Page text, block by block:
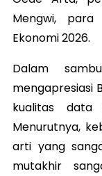
Mengwi,
Ekonomi 2026.
Dalam
mengapresiasi
kualitas data
Menurutnya,
arti yang
mutakhir